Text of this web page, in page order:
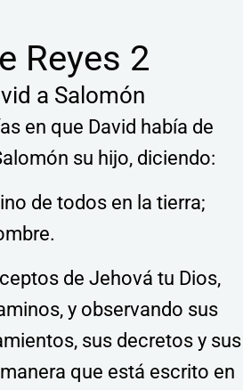
Reyes 2
a Salomón
en que David había de
su hijo, diciendo:
de todos en la tierra;
de Jehová tu Dios,
y observando sus
sus decretos y sus
que está escrito en